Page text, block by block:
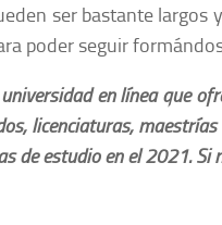
ser bastante
poder seguir
en línea que
licenciaturas,
de estudio en el 2021. Si